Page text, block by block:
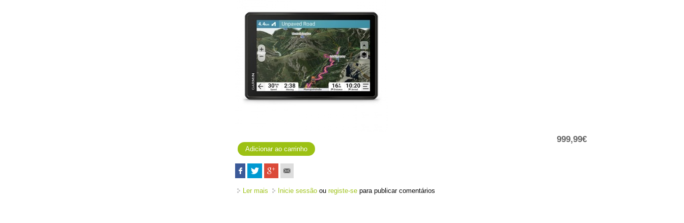
999,99€
Ler mais acerca de Tread 2 - Overland Edition
Inicie sessão ouregiste-se para publicar comentários